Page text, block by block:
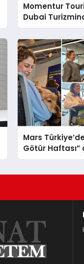
Momentur
Dubai
Operasyon
Yaratıyor
Mars
Götür Haftası”